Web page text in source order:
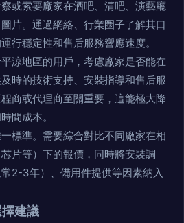
察或索要廠家在酒吧、清吧、演藝廳
片。通過網絡、行業圈子了解其口
行穩定性和售后服務響應速度。
平涼地區的用戶，考慮廠家是否能在
時的技術支持、安裝指導和售后服
商或代理商至關重要，這能極大降
間成本。
一標準。需要綜合對比不同廠家在相
片等）下的報價，同時將安裝調
2-3年）、備用件提供等因素納入
建議